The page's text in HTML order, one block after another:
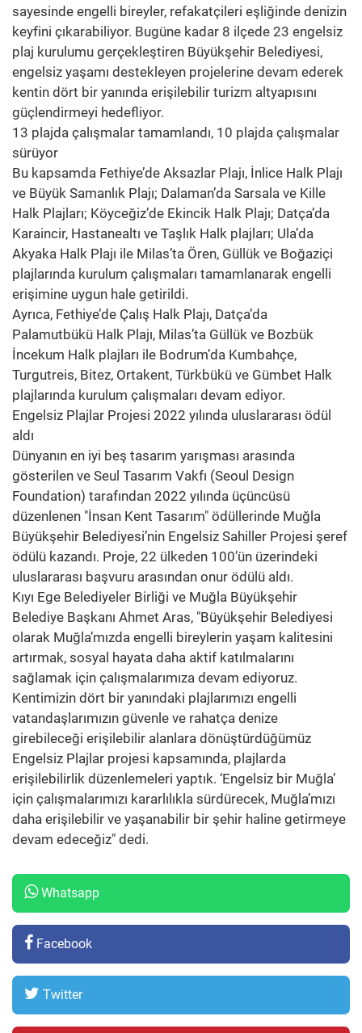
sayesinde engelli bireyler, refakatçileri eşliğinde denizin
keyfini çıkarabiliyor. Bugüne kadar 8 ilçede 23 engelsiz
plaj kurulumu gerçekleştiren Büyükşehir Belediyesi,
engelsiz yaşamı destekleyen projelerine devam ederek
kentin dört bir yanında erişilebilir turizm altyapısını
güçlendirmeyi hedefliyor.
13 plajda çalışmalar tamamlandı, 10 plajda çalışmalar
sürüyor
Bu kapsamda Fethiye’de Aksazlar Plajı, İnlice Halk Plajı
ve Büyük Samanlık Plajı; Dalaman’da Sarsala ve Kille
Halk Plajları; Köyceğiz’de Ekincik Halk Plajı; Datça’da
Karaincir, Hastanealtı ve Taşlık Halk plajları; Ula’da
Akyaka Halk Plajı ile Milas’ta Ören, Güllük ve Boğaziçi
plajlarında kurulum çalışmaları tamamlanarak engelli
erişimine uygun hale getirildi.
Ayrıca, Fethiye’de Çalış Halk Plajı, Datça’da
Palamutbükü Halk Plajı, Milas’ta Güllük ve Bozbük
İncekum Halk plajları ile Bodrum’da Kumbahçe,
Turgutreis, Bitez, Ortakent, Türkbükü ve Gümbet Halk
plajlarında kurulum çalışmaları devam ediyor.
Engelsiz Plajlar Projesi 2022 yılında uluslararası ödül
aldı
Dünyanın en iyi beş tasarım yarışması arasında
gösterilen ve Seul Tasarım Vakfı (Seoul Design
Foundation) tarafından 2022 yılında üçüncüsü
düzenlenen "İnsan Kent Tasarım" ödüllerinde Muğla
Büyükşehir Belediyesi’nin Engelsiz Sahiller Projesi şeref
ödülü kazandı. Proje, 22 ülkeden 100’ün üzerindeki
uluslararası başvuru arasından onur ödülü aldı.
Kıyı Ege Belediyeler Birliği ve Muğla Büyükşehir
Belediye Başkanı Ahmet Aras, "Büyükşehir Belediyesi
olarak Muğla’mızda engelli bireylerin yaşam kalitesini
artırmak, sosyal hayata daha aktif katılmalarını
sağlamak için çalışmalarımıza devam ediyoruz.
Kentimizin dört bir yanındaki plajlarımızı engelli
vatandaşlarımızın güvenle ve rahatça denize
girebileceği erişilebilir alanlara dönüştürdüğümüz
Engelsiz Plajlar projesi kapsamında, plajlarda
erişilebilirlik düzenlemeleri yaptık. ‘Engelsiz bir Muğla’
için çalışmalarımızı kararlılıkla sürdürecek, Muğla’mızı
daha erişilebilir ve yaşanabilir bir şehir haline getirmeye
devam edeceğiz" dedi.
Whatsapp
Facebook
Twitter